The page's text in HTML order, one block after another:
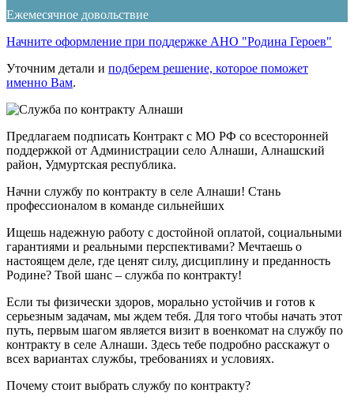
Ежемесячное довольствие
Начните оформление при поддержке АНО "Родина Героев"
Уточним детали и подберем решение, которое поможет
именно Вам.
Предлагаем подписать Контракт с МО РФ со всесторонней
поддержкой от Администрации село Алнаши, Алнашский
район, Удмуртская республика.
Начни службу по контракту в селе Алнаши! Стань
профессионалом в команде сильнейших
Ищешь надежную работу с достойной оплатой, социальными
гарантиями и реальными перспективами? Мечтаешь о
настоящем деле, где ценят силу, дисциплину и преданность
Родине? Твой шанс – служба по контракту!
Если ты физически здоров, морально устойчив и готов к
серьезным задачам, мы ждем тебя. Для того чтобы начать этот
путь, первым шагом является визит в военкомат на службу по
контракту в селе Алнаши. Здесь тебе подробно расскажут о
всех вариантах службы, требованиях и условиях.
Почему стоит выбрать службу по контракту?